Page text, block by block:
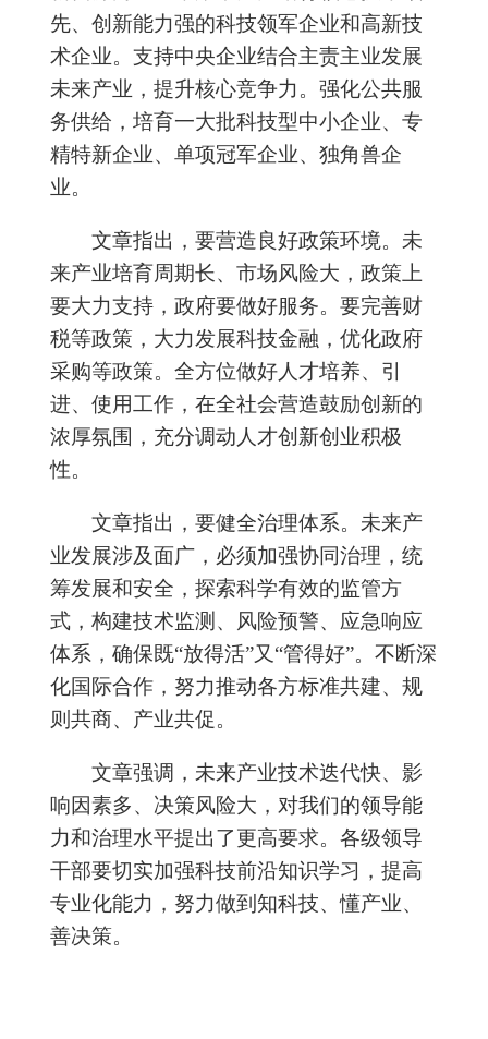
先、创新能力强的科技领军企业和高新技
术企业。支持中央企业结合主责主业发展
未来产业，提升核心竞争力。强化公共服
务供给，培育一大批科技型中小企业、专
精特新企业、单项冠军企业、独角兽企
业。
文章指出，要营造良好政策环境。未
来产业培育周期长、市场风险大，政策上
要大力支持，政府要做好服务。要完善财
税等政策，大力发展科技金融，优化政府
采购等政策。全方位做好人才培养、引
进、使用工作，在全社会营造鼓励创新的
浓厚氛围，充分调动人才创新创业积极
性。
文章指出，要健全治理体系。未来产
业发展涉及面广，必须加强协同治理，统
筹发展和安全，探索科学有效的监管方
式，构建技术监测、风险预警、应急响应
体系，确保既“放得活”又“管得好”。不断深
化国际合作，努力推动各方标准共建、规
则共商、产业共促。
文章强调，未来产业技术迭代快、影
响因素多、决策风险大，对我们的领导能
力和治理水平提出了更高要求。各级领导
干部要切实加强科技前沿知识学习，提高
专业化能力，努力做到知科技、懂产业、
善决策。